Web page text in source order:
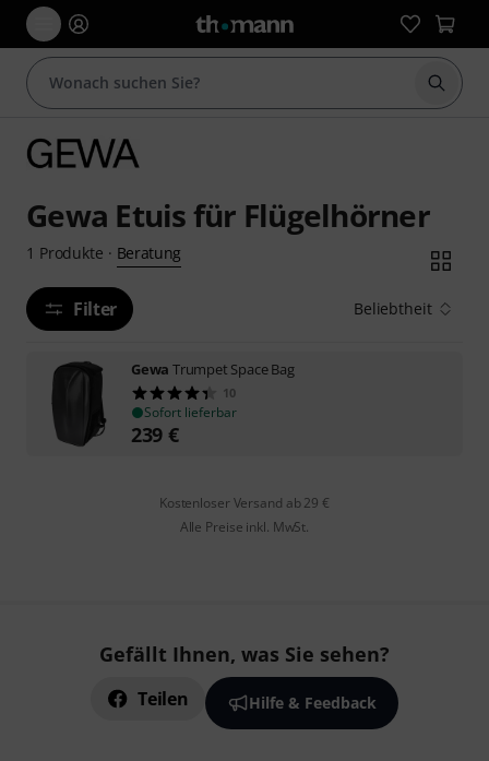
Suche
Gewa Etuis für Flügelhörner
1 Produkte · Beratung
Filter Beliebtheit
Gewa Trumpet Space Bag
10
Sofort lieferbar
239 €
Kostenloser Versand ab 29 €
Alle Preise inkl. MwSt.
Gefällt Ihnen, was Sie sehen?
Teilen Hilfe & Feedback